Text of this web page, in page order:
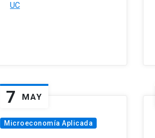
UC
7 MAY
Microeconomía Aplicada